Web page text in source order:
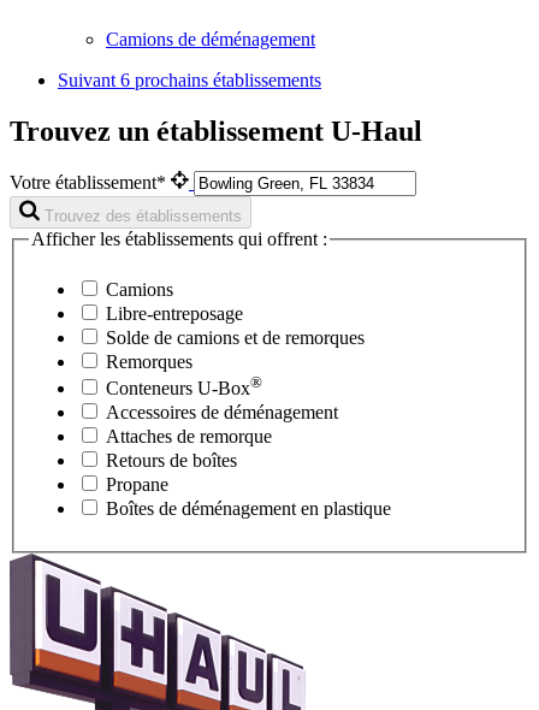
Camions de déménagement
Suivant 6 prochains établissements
Trouvez un établissement U-Haul
Votre établissement*
Trouvez des établissements
Afficher les établissements qui offrent :
Camions
Libre-entreposage
Solde de camions et de remorques
Remorques
Conteneurs U-Box®
Accessoires de déménagement
Attaches de remorque
Retours de boîtes
Propane
Boîtes de déménagement en plastique